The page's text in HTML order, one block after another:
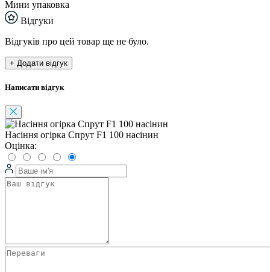
Мини упаковка
Відгуки
Відгуків про цей товар ще не було.
+ Додати відгук
Написати відгук
Насіння огірка Спрут F1 100 насінин
Оцінка: